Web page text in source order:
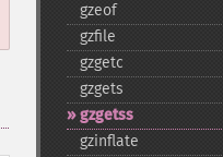
gzeof
gzfile
gzgetc
gzgets
gzgetss
gzinflate